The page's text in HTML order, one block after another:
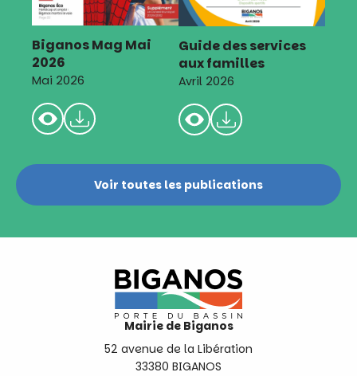
Biganos Mag Mai
2026
Mai 2026
Guide des services
aux familles
Avril 2026
Voir toutes les publications
Mairie de Biganos
52 avenue de la Libération
33380 BIGANOS